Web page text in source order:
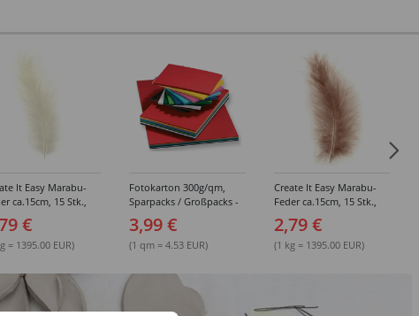
It Easy Marabu-
ca.15cm, 15 Stk.,
€
= 1395.00 EUR)
Fotokarton 300g/qm,
Sparpacks / Großpacks -
Verschiedene
Ausführungen
3,99 €
(1 qm = 4.53 EUR)
Create It Easy Marabu-
Feder ca.15cm, 15 Stk.,
2g, natur
2,79 €
(1 kg = 1395.00 EUR)